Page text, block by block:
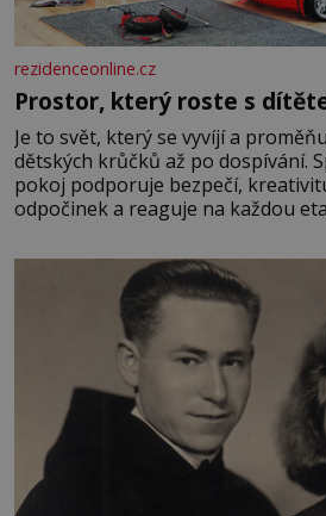
rezidenceonline.cz
Prostor, který roste s
Je to svět, který se vyvíjí a
dětských krůčků až po dospívání.
pokoj podporuje bezpečí,
odpočinek a reaguje na každou
měkkost a bezpečí, proto by
především klidně a útulně.